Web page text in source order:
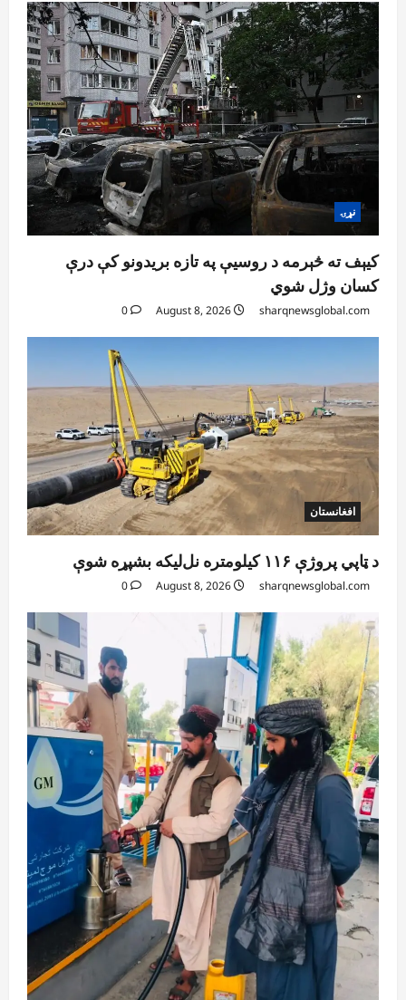
4
ننګرهار کې د تېلو یو شمېر پمپونه وتړل شول
sharqnewsglobal.com
August 6, 2026
0
افغانستان
ټولګټو وزارت: قیصار ـ لامان سړک رغنیزې
چارې په بېلابېلو برخو کې روانې دي
sharqnewsglobal.com
August 6, 2026
0
نړۍ
کیېف ته څېرمه د روسیې په تازه بریدونو کې درې
کسان وژل شوي
sharqnewsglobal.com
0
افغانستان
د ټاپي پروژې ۱۱۶ کیلومتره نل‌لیکه بشپړه شوې
sharqnewsglobal.com
0